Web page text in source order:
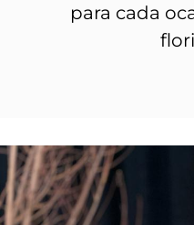
para cada